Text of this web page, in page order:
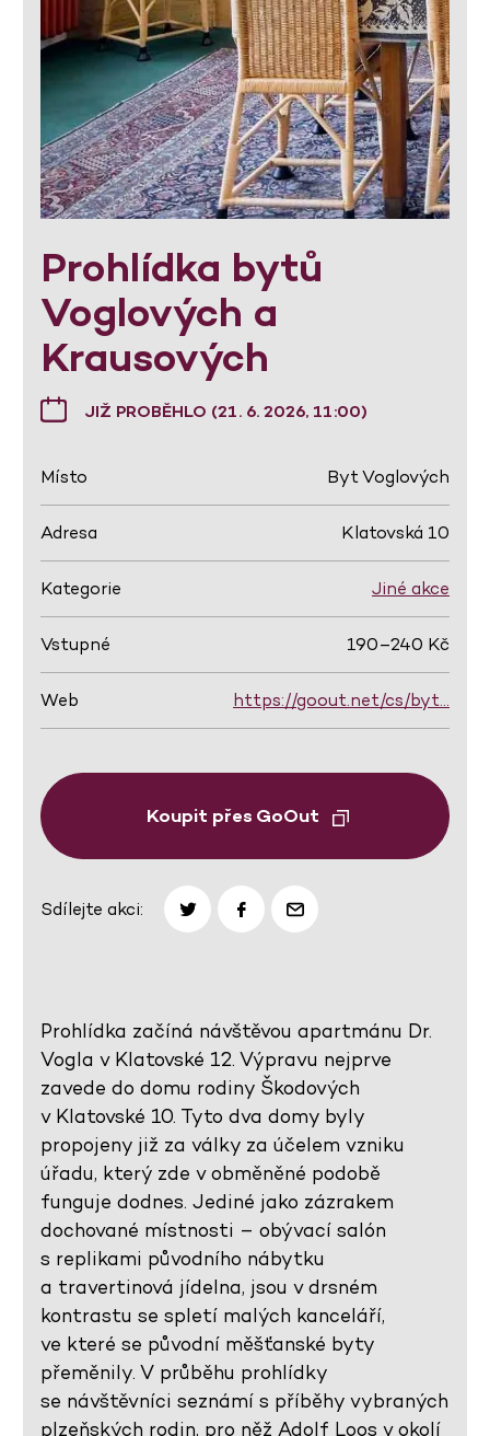
Prohlídka bytů
Voglových a
Krausových
JIŽ PROBĚHLO (21. 6. 2026, 11:00)
Místo Byt Voglových
Adresa Klatovská 10
Kategorie Jiné akce
Vstupné 190–240 Kč
Web https://goout.net/cs/byt…
Koupit přes GoOut
Sdílejte akci:
Prohlídka začíná návštěvou apartmánu Dr.
Vogla v Klatovské 12. Výpravu nejprve
zavede do domu rodiny Škodových
v Klatovské 10. Tyto dva domy byly
propojeny již za války za účelem vzniku
úřadu, který zde v obměněné podobě
funguje dodnes. Jediné jako zázrakem
dochované místnosti – obývací salón
s replikami původního nábytku
a travertinová jídelna, jsou v drsném
kontrastu se spletí malých kanceláří,
ve které se původní měšťanské byty
přeměnily. V průběhu prohlídky
se návštěvníci seznámí s příběhy vybraných
plzeňských rodin, pro něž Adolf Loos v okolí